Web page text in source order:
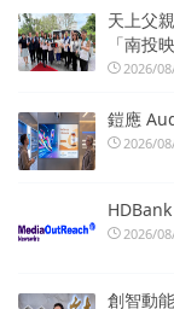
天上父
「南投
2026/
鎧應
2026/
2026/
創智動